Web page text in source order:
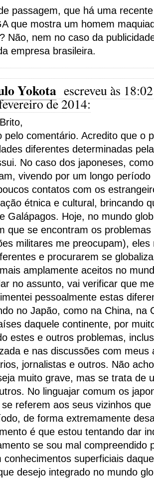
passagem, que há uma
que mostra um homem
Não, nem no caso da
empresa brasileira.
Yokota escreveu às
de 2014:
pelo comentário. Acredito que o
diferentes determinadas
No caso dos japoneses,
vivendo por um longo período
contatos com os
étnica e cultural, brincando
Galápagos. Hoje, no mundo
que se encontram os
militares me preocupam),
e procurarem se
amplamente aceitos no
no assunto, vai verificar que
pessoalmente estas
no Japão, como na China, na
daquele continente, por
estes e outros problemas,
e nas discussões com meus
jornalistas e outros. Não
muito grave, mas se trata de
No linguajar comum os
referem aos seus vizinhos
de forma extremamente
é que estou tentando dar
se sou mal compreendido
conhecimentos superficiais
desejo integrado no mundo